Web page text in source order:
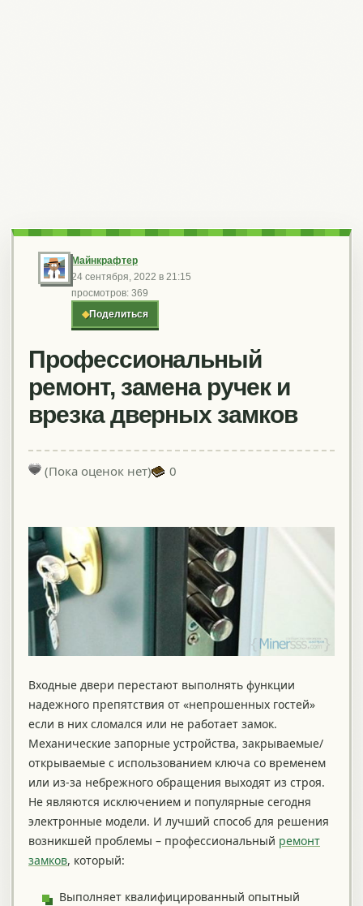
Майнкрафтер
24 сентября, 2022 в 21:15
просмотров: 369
◆Поделиться
Профессиональный
ремонт, замена ручек и
врезка дверных замков
(Пока оценок нет) 0
Входные двери перестают выполнять функции
надежного препятствия от «непрошенных гостей»
если в них сломался или не работает замок.
Механические запорные устройства, закрываемые/
открываемые с использованием ключа со временем
или из-за небрежного обращения выходят из строя.
Не являются исключением и популярные сегодня
электронные модели. И лучший способ для решения
возникшей проблемы – профессиональный ремонт
замков, который:
Выполняет квалифицированный опытный